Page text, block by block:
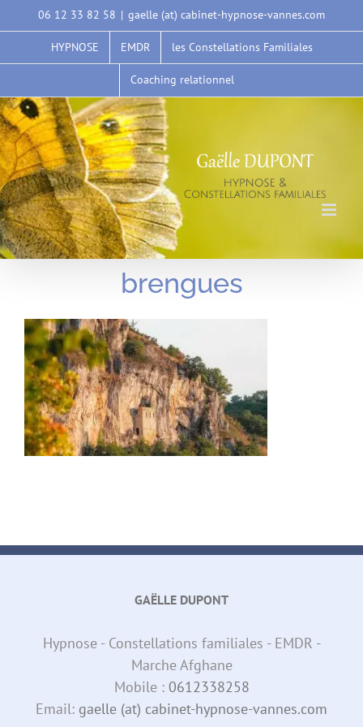
Passer
au
06 12 33 82 58 | gaelle (at) cabinet-hypnose-vannes.com
HYPNOSE EMDR les Constellations Familiales
Coaching relationnel
brengues
GAËLLE DUPONT
Hypnose - Constellations familiales - EMDR -
Marche Afghane
Mobile : 0612338258
Email: gaelle (at) cabinet-hypnose-vannes.com